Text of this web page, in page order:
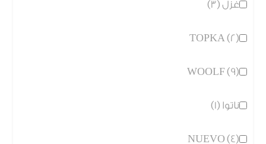
غزل (3)
TOPKA (2)
WOOLF (9)
ناتوا (1)
NUEVO (4)